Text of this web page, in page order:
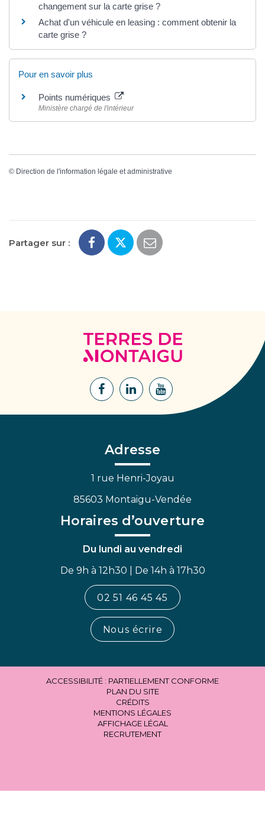
changement sur la carte grise ?
Achat d'un véhicule en leasing : comment obtenir la
carte grise ?
Pour en savoir plus
Points numériques
Ministère chargé de l'intérieur
© Direction de l'information légale et administrative
Partager sur :
Terres
de
Lien
Facebook
Lien
Linkedin
Lien
Adresse
1 rue Henri-Joyau
85603 Montaigu-Vendée
Horaires d’ouverture
Du lundi au vendredi
De 9h à 12h30 | De 14h à 17h30
02 51 46 45 45
Nous écrire
ACCESSIBILITÉ : PARTIELLEMENT CONFORME
PLAN DU SITE
CRÉDITS
MENTIONS LÉGALES
AFFICHAGE LÉGAL
RECRUTEMENT